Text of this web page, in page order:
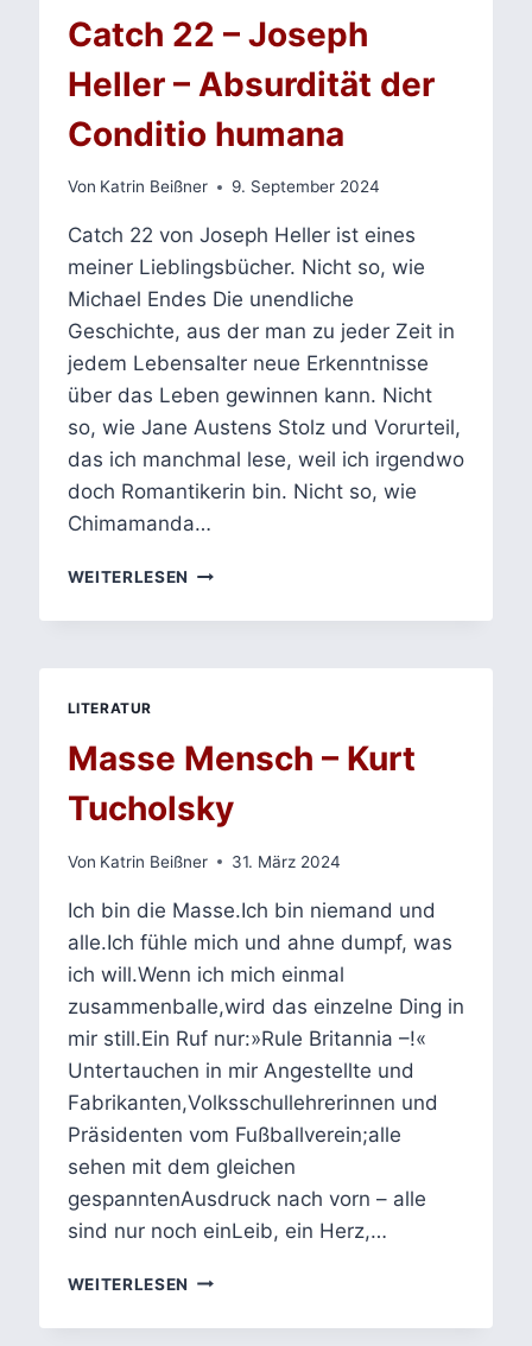
Catch 22 – Joseph
Heller – Absurdität der
Conditio humana
Von Katrin Beißner 9. September 2024
Catch 22 von Joseph Heller ist eines
meiner Lieblingsbücher. Nicht so, wie
Michael Endes Die unendliche
Geschichte, aus der man zu jeder Zeit in
jedem Lebensalter neue Erkenntnisse
über das Leben gewinnen kann. Nicht
so, wie Jane Austens Stolz und Vorurteil,
das ich manchmal lese, weil ich irgendwo
doch Romantikerin bin. Nicht so, wie
Chimamanda…
WEITERLESEN CATCH
–
DER
CONDITIO
HUMANA
LITERATUR
Masse Mensch – Kurt
Tucholsky
Von Katrin Beißner 31. März 2024
Ich bin die Masse.Ich bin niemand und
alle.Ich fühle mich und ahne dumpf, was
ich will.Wenn ich mich einmal
zusammenballe,wird das einzelne Ding in
mir still.Ein Ruf nur:»Rule Britannia –!«
Untertauchen in mir Angestellte und
Fabrikanten,Volksschullehrerinnen und
Präsidenten vom Fußballverein;alle
sehen mit dem gleichen
gespanntenAusdruck nach vorn – alle
sind nur noch einLeib, ein Herz,…
WEITERLESEN MASSE
–